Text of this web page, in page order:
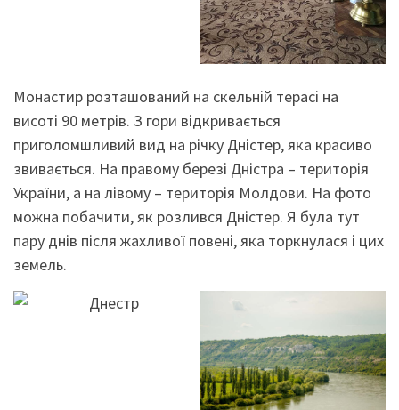
Монастир розташований на скельній терасі на
висоті 90 метрів. З гори відкривається
приголомшливий вид на річку Дністер, яка красиво
звивається. На правому березі Дністра – територія
України, а на лівому – територія Молдови. На фото
можна побачити, як розлився Дністер. Я була тут
пару днів після жахливої повені, яка торкнулася і цих
земель.